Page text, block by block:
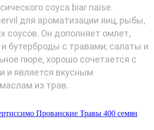
соуса biar naise.
для ароматизации яиц, рыбы,
соусов. Он дополняет омлет,
бутерброды с травами, салаты и
пюре, хорошо сочетается с
и является вкусным
из трав.
Прованские Травы 400 семян